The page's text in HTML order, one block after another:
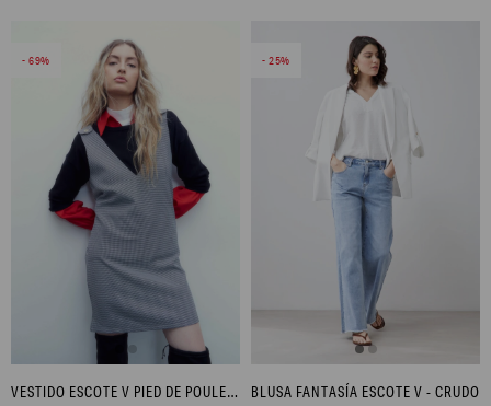
69
VESTIDO ESCOTE V PIED DE POULE - NEGRO
25
BLUSA FANTASÍA ESCOTE V - CRUDO